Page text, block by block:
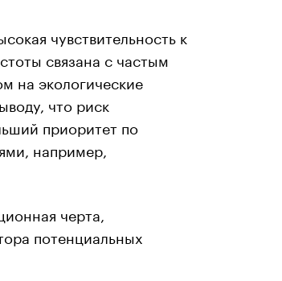
чувствительность к
связана с частым
на экологические
что риск
приоритет по
например,
черта,
потенциальных